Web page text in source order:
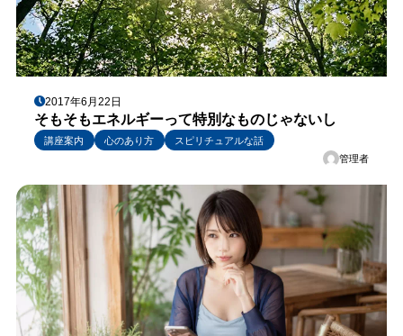
2017年6月22日
そもそもエネルギーって特別なものじゃないし
講座案内 心のあり方
スピリチュアルな話
管理者